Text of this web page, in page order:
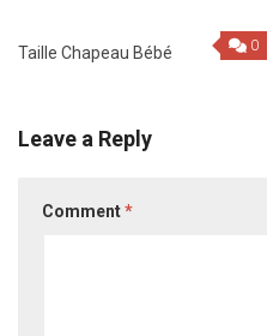
0
Taille Chapeau Bébé
Leave a Reply
Comment*